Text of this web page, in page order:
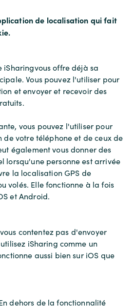
de localisation qui fait
iSharingvous offre déjà sa
Vous pouvez l'utiliser pour
et envoyer et recevoir des
vous pouvez l'utiliser pour
de votre téléphone et de ceux de
également vous donner des
lorsqu'une personne est arrivée
la localisation GPS de
volés. Elle fonctionne à la fois
et Android.
contentez pas d'envoyer
iSharing comme un
aussi bien sur iOS que
dehors de la fonctionnalité